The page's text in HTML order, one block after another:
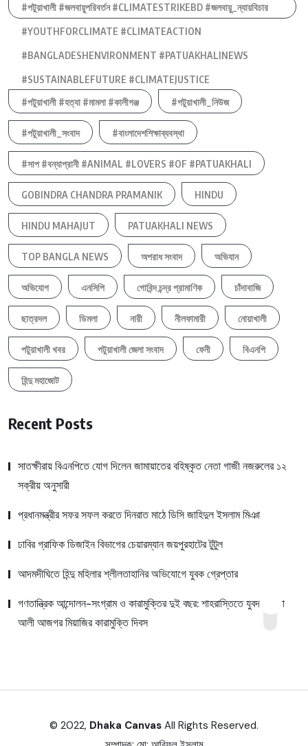
#পটুয়াখালী #জলবায়ুপরিবর্তন #CLIMATESTRIKEBD #জলবায়ু_ন্যায়বিচার
#YOUTHFORCLIMATE #CLIMATEACTION
#BANGLADESHENVIRONMENT #PATUAKHALINEWS
#SUSTAINABLEFUTURE #CLIMATEJUSTICE
#পটুয়াখালী #হত্যা #মামলা #কালীগঞ্জ
#পটুয়াখালী_নিউজ
#পটুয়াখালী_সংবাদ #বাংলাদেশশিক্ষাব্যবস্থা
#সাপ #বন্যাপ্রানী #ANIMAL #LOVERS #OF #PATUAKHALI
GOBINDRA CHANDRA PRAMANIK HINDU
HINDU MAHAJUT PATUAKHALI NEWS
TOP BANGLA NEWS অপরাধ সংবাদ অভিযান
অভিযোগ এনসিপি গোবিন্দ চন্দ্র প্রামাণিক চাঁদাবাজি
ছাত্রদল ডিমলা নারী নীলফামারী নোয়াখালী
পটুয়াখালী খবর পটুয়াখালী জেলা সংবাদ ফেনী বিএনপি
হিন্দু মহাজোট
Recent Posts
সাতক্ষীরায় বিএনপিতে যোগ দিলেন জামায়াতের বহিষ্কৃত নেতা গাজী নজরুলের ১২
সক্রীয় অনুসারী
প্রধানমন্ত্রীর সফর সফল করতে দিনরাত মাঠে ডিসি জাহিদুল ইসলাম মিঞা
ঢাবির গ্রাফিক ডিজাইন বিভাগের চেয়ারম্যান জয়পুরহাটের টুটুল
আদমদীঘিতে হিন্দু মহিলার শ্লীলতাহানির অভিযোগে যুবক গ্রেপ্তার
গণতান্ত্রিক আন্দোলন-সংগ্রাম ও কারামুক্তির দুই বছর: শাহরাস্তিতে যুবদল নেতা
আলী আজগর মিয়াজির কারামুক্তি দিবস
© 2022, Dhaka Canvas All Rights Reserved.